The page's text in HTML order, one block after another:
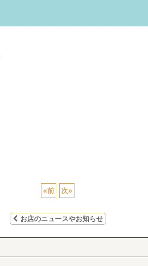
«前 次»
お店のニュースやお知らせ